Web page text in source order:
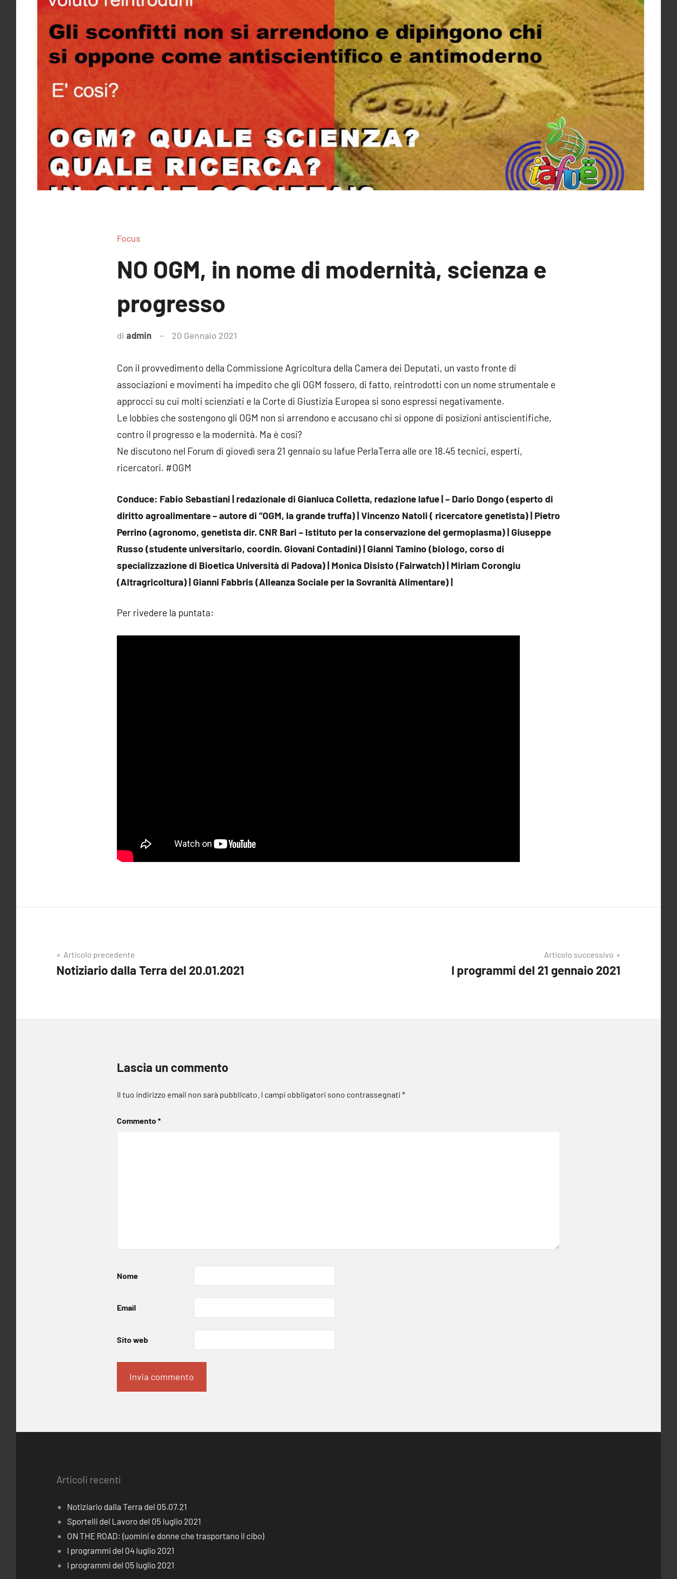
Focus
NO OGM, in nome di modernità, scienza e
progresso
di admin 20 Gennaio 2021
Con il provvedimento della Commissione Agricoltura della Camera dei Deputati, un vasto fronte di
associazioni e movimenti ha impedito che gli OGM fossero, di fatto, reintrodotti con un nome strumentale e
approcci su cui molti scienziati e la Corte di Giustizia Europea si sono espressi negativamente.
Le lobbies che sostengono gli OGM non si arrendono e accusano chi si oppone di posizioni antiscientifiche,
contro il progresso e la modernità. Ma è cosi?
Ne discutono nel Forum di giovedì sera 21 gennaio su Iafue PerlaTerra alle ore 18.45 tecnici, esperti,
ricercatori. #OGM
Conduce: Fabio Sebastiani | redazionale di Gianluca Colletta, redazione Iafue | – Dario Dongo (esperto di
diritto agroalimentare – autore di “OGM, la grande truffa)|Vincenzo Natoli ( ricercatore genetista) | Pietro
Perrino (agronomo, genetista dir. CNR Bari – Istituto per la conservazione del germoplasma)| Giuseppe
Russo (studente universitario, coordin. Giovani Contadini) | Gianni Tamino (biologo, corso di
specializzazione di Bioetica Università di Padova) | Monica Disisto (Fairwatch) | Miriam Corongiu
(Altragricoltura)|Gianni Fabbris (Alleanza Sociale per la Sovranità Alimentare) |
Per rivedere la puntata:
Navigazione
articoli
Articolo precedente
Notiziario dalla Terra del 20.01.2021
Articolo successivo
I programmi del 21 gennaio 2021
Lascia un commento
Il tuo indirizzo email non sarà pubblicato. I campi obbligatori sono contrassegnati *
Commento*
Nome
Email
Sito web
Articoli recenti
Notiziario dalla Terra del 05.07.21
Sportelli del Lavoro del 05 luglio 2021
ON THE ROAD: (uomini e donne che trasportano il cibo)
I programmi del 04 luglio 2021
I programmi del 05 luglio 2021